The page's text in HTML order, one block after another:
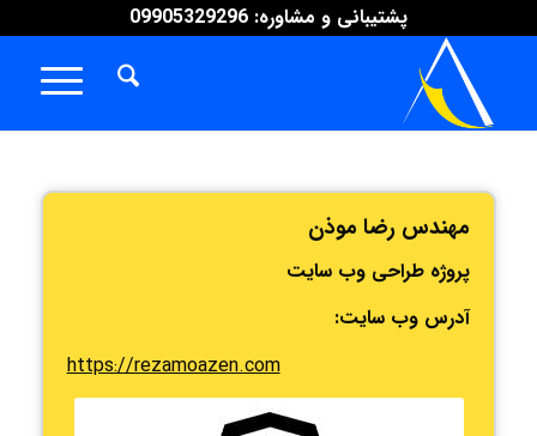
پشتیبانی و مشاوره: 09905329296
مهندس رضا موذن
پروژه طراحی وب سایت
آدرس وب سایت:
https://rezamoazen.com